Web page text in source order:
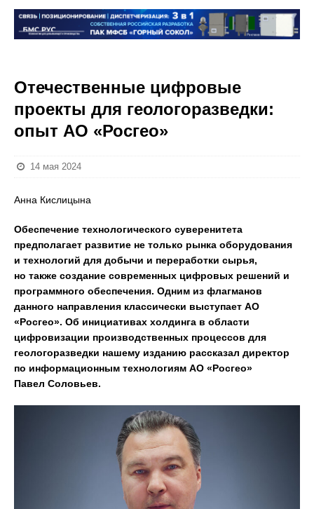
Отечественные цифровые
проекты для геологоразведки:
опыт АО «Росгео»
14 мая 2024
Анна Кислицына
Обеспечение технологического суверенитета
предполагает развитие не только рынка оборудования
и технологий для добычи и переработки сырья,
но также создание современных цифровых решений и
программного обеспечения. Одним из флагманов
данного направления классически выступает АО
«Росгео». Об инициативах холдинга в области
цифровизации производственных процессов для
геологоразведки нашему изданию рассказал директор
по информационным технологиям АО «Росгео»
Павел Соловьев.